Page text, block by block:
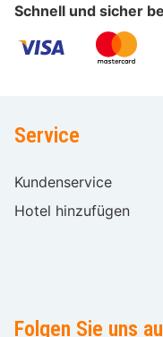
Schnell und sicher
Service
Kundenservice
Hotel hinzufügen
Folgen Sie uns